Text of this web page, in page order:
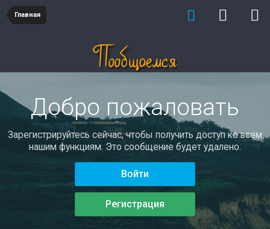
Главная
Добро пожаловать
Зарегистрируйтесь сейчас, чтобы получить доступ ко всем
нашим функциям. Это сообщение будет удалено.
Войти
Регистрация